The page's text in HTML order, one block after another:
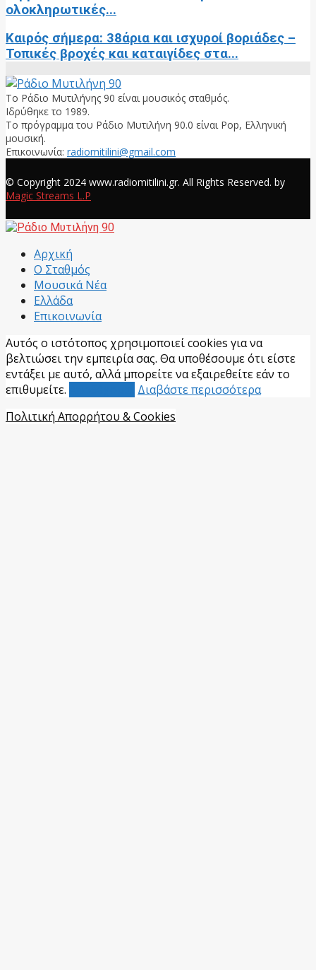
ολοκληρωτικές...
Καιρός σήμερα: 38άρια και ισχυροί βοριάδες –
Τοπικές βροχές και καταιγίδες στα...
Το Ράδιο Μυτιλήνης 90 είναι μουσικός σταθμός.
Ιδρύθηκε το 1989.
Το πρόγραμμα του Ράδιο Μυτιλήνη 90.0 είναι Pop, Ελληνική
μουσική.
Επικοινωνία: radiomitilini@gmail.com
© Copyright 2024 www.radiomitilini.gr. All Rights Reserved. by
Magic Streams L.P
Αρχική
Ο Σταθμός
Μουσικά Νέα
Ελλάδα
Επικοινωνία
Αυτός ο ιστότοπος χρησιμοποιεί cookies για να
βελτιώσει την εμπειρία σας. Θα υποθέσουμε ότι είστε
εντάξει με αυτό, αλλά μπορείτε να εξαιρεθείτε εάν το
επιθυμείτε.
Διαβάστε περισσότερα
Πολιτική Απορρήτου & Cookies